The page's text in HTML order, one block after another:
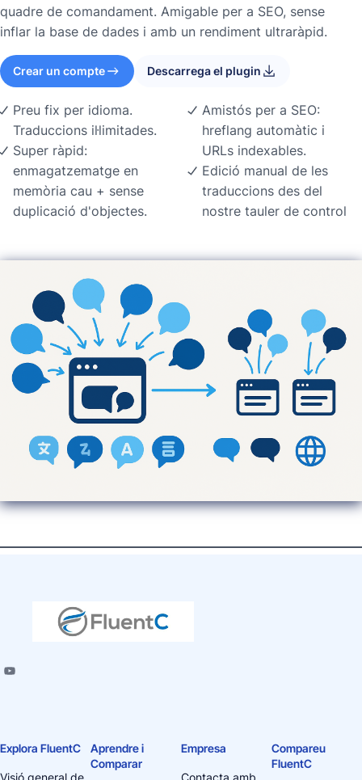
quadre de comandament. Amigable per a SEO, sense
inflar la base de dades i amb un rendiment ultraràpid.
Crear un compte Descarrega el plugin
Preu fix per idioma.
Traduccions il·limitades.
Super ràpid:
enmagatzematge en
memòria cau + sense
duplicació d'objectes.
Amistós per a SEO:
hreflang automàtic i
URLs indexables.
Edició manual de les
traduccions des del
nostre tauler de control
Explora FluentC
Aprendre i
Comparar
Empresa
Compareu
FluentC